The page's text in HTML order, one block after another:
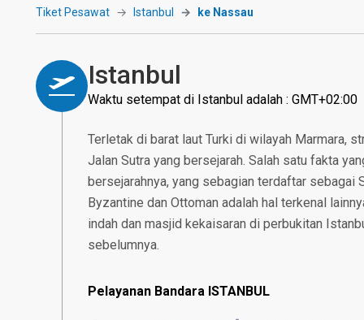
Tiket Pesawat Istanbul ke Nassau
Istanbul
Waktu setempat di Istanbul adalah : GMT+02:00
Terletak di barat laut Turki di wilayah Marmara,
Jalan Sutra yang bersejarah. Salah satu fakta
bersejarahnya, yang sebagian terdaftar sebagai
Byzantine dan Ottoman adalah hal terkenal
indah dan masjid kekaisaran di perbukitan
sebelumnya.
Pelayanan Bandara ISTANBUL